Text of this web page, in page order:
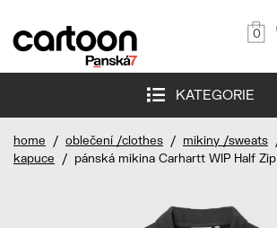
0
KATEGORIE
home / oblečení /clothes / mikiny /sweats
kapuce / pánská mikina Carhartt WIP Half